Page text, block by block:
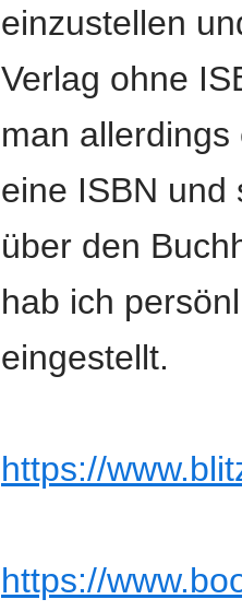
einzustellen
Verlag ohne
man
eine ISBN und
über den
hab ich
eingestellt.
https://
https://